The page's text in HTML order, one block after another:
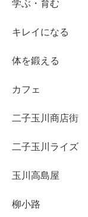
学ぶ・育む
キレイになる
体を鍛える
カフェ
二子玉川商店街
二子玉川ライズ
玉川高島屋
柳小路